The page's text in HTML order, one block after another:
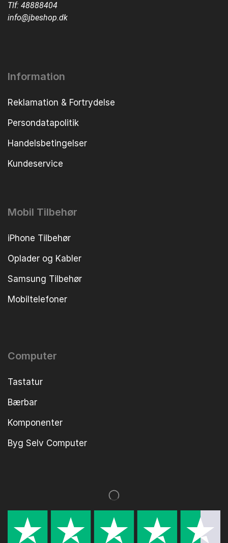
Tlf: 48888404
info@jbeshop.dk
Information
Reklamation & Fortrydelse
Persondatapolitik
Handelsbetingelser
Kundeservice
Mobil Tilbehør
iPhone Tilbehør
Oplader og Kabler
Samsung Tilbehør
Mobiltelefoner
Computer
Tastatur
Bærbar
Komponenter
Byg Selv Computer